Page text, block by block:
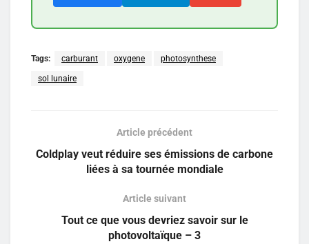
Tags: carburant oxygene photosynthese
sol lunaire
Article précédent
Coldplay veut réduire ses émissions de carbone
liées à sa tournée mondiale
Article suivant
Tout ce que vous devriez savoir sur le
photovoltaïque – 3